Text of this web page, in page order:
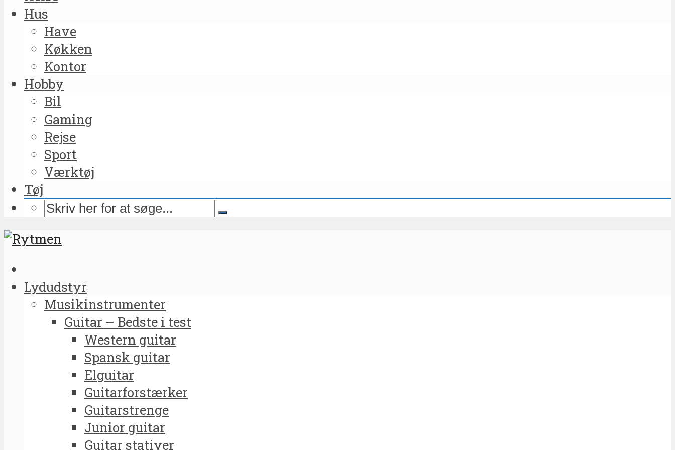
Hus
Have
Køkken
Kontor
Hobby
Bil
Gaming
Rejse
Sport
Værktøj
Tøj
Lydudstyr
Musikinstrumenter
Guitar – Bedste i test
Western guitar
Spansk guitar
Elguitar
Guitarforstærker
Guitarstrenge
Junior guitar
Guitar stativer